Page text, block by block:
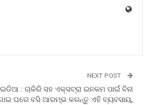
NEXT POST
: ଚାକିରି ସହ ଏକ୍ସଟ୍ରା ଇନକମ ପାଇଁ ବିନା
ଘରେ ବସି ଆରମ୍ଭ କରନ୍ତୁ ଏହି ବ୍ୟବସାୟ,